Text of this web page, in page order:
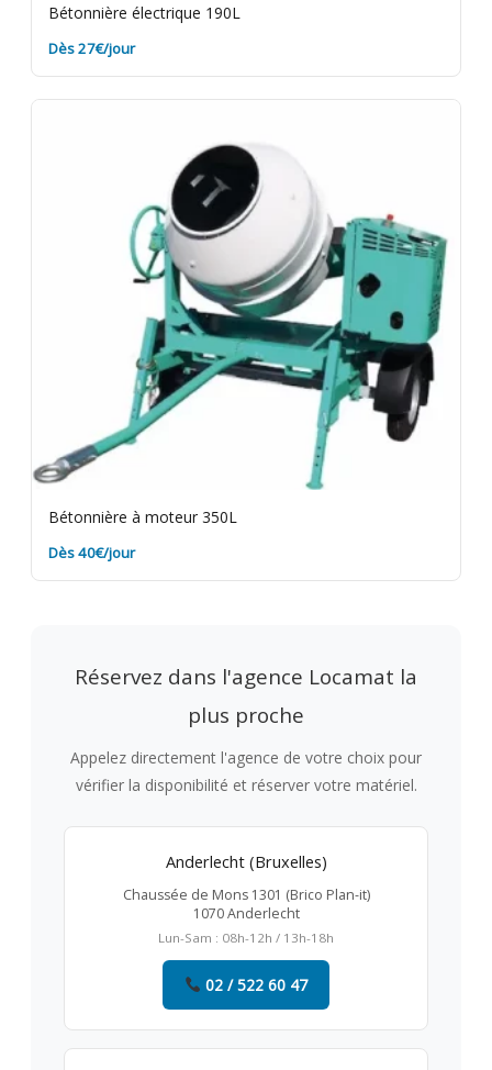
Bétonnière électrique 190L
Dès 27€/jour
Bétonnière à moteur 350L
Dès 40€/jour
Réservez dans l'agence Locamat la
plus proche
Appelez directement l'agence de votre choix pour
vérifier la disponibilité et réserver votre matériel.
Anderlecht (Bruxelles)
Chaussée de Mons 1301 (Brico Plan-it)
1070 Anderlecht
Lun-Sam : 08h-12h / 13h-18h
02 / 522 60 47